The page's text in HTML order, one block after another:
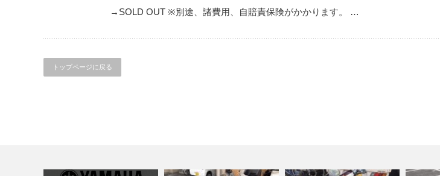
→SOLD OUT ※別途、諸費用、自賠責保険がかかります。 …
トップページに戻る